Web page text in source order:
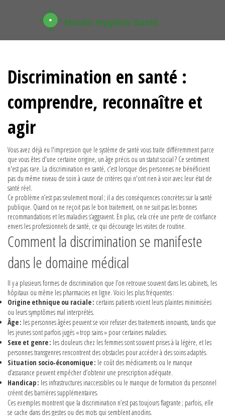
Discrimination en santé :
comprendre, reconnaître et
agir
Vous avez déjà eu l'impression que le système de santé vous traite différemment parce
que vous êtes d'une certaine origine, un âge précis ou un statut social ? Ce sentiment
n'est pas rare. La discrimination en santé, c’est lorsque des personnes ne bénéficient
pas du même niveau de soin à cause de critères qui n'ont rien à voir avec leur état de
santé réel.
Ce problème n’est pas seulement moral ; il a des conséquences concrètes sur la santé
publique. Quand on ne reçoit pas le bon traitement, on ne suit pas les bonnes
recommandations et les maladies s’aggravent. En plus, cela crée une perte de confiance
envers les professionnels de santé, ce qui décourage les visites de routine.
Comment la discrimination se manifeste
dans le domaine médical
Il y a plusieurs formes de discrimination que l’on retrouve souvent dans les cabinets, les
hôpitaux ou même les pharmacies en ligne. Voici les plus fréquentes :
Origine ethnique ou raciale : certains patients voient leurs plaintes minimisées
ou leurs symptômes mal interprétés.
Âge : les personnes âgées peuvent se voir refuser des traitements innovants, tandis que
les jeunes sont parfois jugés « trop sains » pour certaines maladies.
Sexe et genre : les douleurs chez les femmes sont souvent prises à la légère, et les
personnes transgenres rencontrent des obstacles pour accéder à des soins adaptés.
Situation socio‑économique : le coût des médicaments ou le manque
d’assurance peuvent empêcher d’obtenir une prescription adéquate.
Handicap : les infrastructures inaccessibles ou le manque de formation du personnel
créent des barrières supplémentaires.
Ces exemples montrent que la discrimination n’est pas toujours flagrante ; parfois, elle
se cache dans des gestes ou des mots qui semblent anodins.